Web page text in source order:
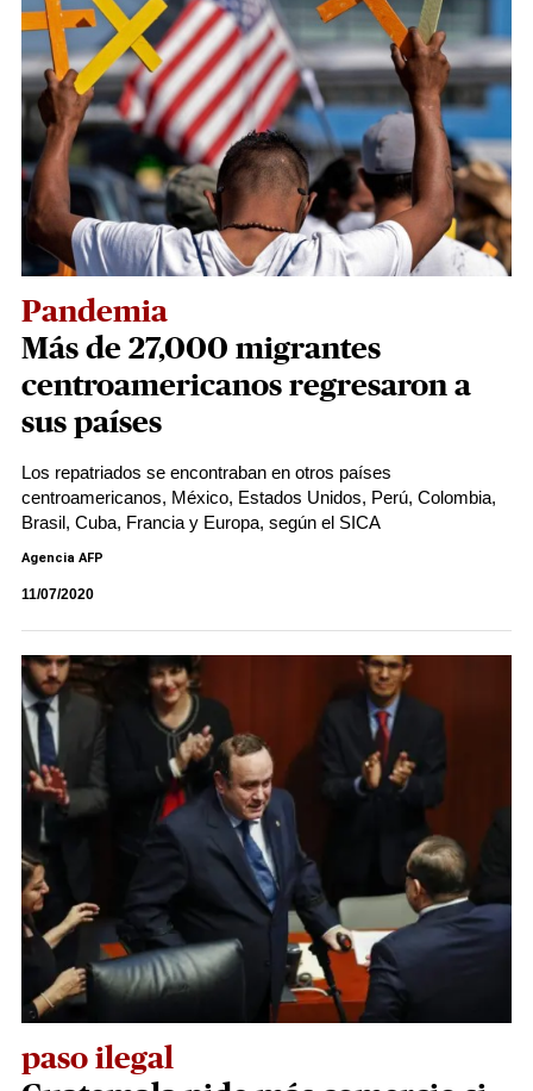
Pandemia
Más de 27,000 migrantes
centroamericanos regresaron a
sus países
Los repatriados se encontraban en otros países
centroamericanos, México, Estados Unidos, Perú, Colombia,
Brasil, Cuba, Francia y Europa, según el SICA
Agencia AFP
11/07/2020
paso ilegal